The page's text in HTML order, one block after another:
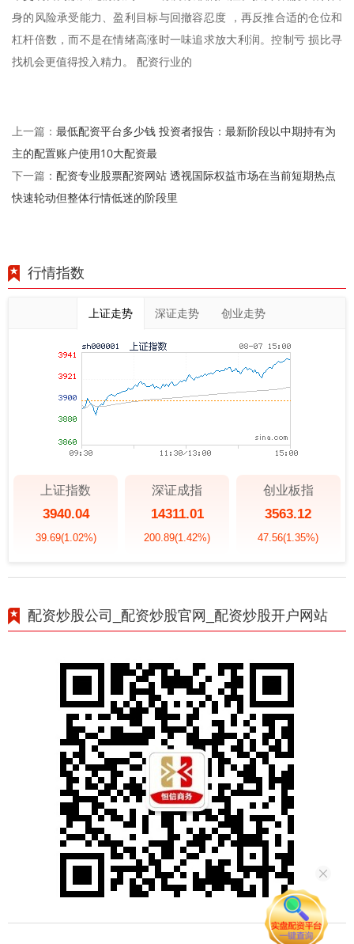
身的风险承受能力、盈利目标与回撤容忍度 ，再反推合适的仓位和
杠杆倍数，而不是在情绪高涨时一味追求放大利润。控制亏 损比寻
找机会更值得投入精力。 配资行业的
上一篇： 最低配资平台多少钱 投资者报告：最新阶段以中期持有为
主的配置账户使用10大配资最
下一篇： 配资专业股票配资网站 透视国际权益市场在当前短期热点
快速轮动但整体行情低迷的阶段里
行情指数
上证走势 深证走势 创业走势
上证指数
3940.04
39.69(1.02%)
深证成指
14311.01
200.89(1.42%)
创业板指
3563.12
47.56(1.35%)
配资炒股公司_配资炒股官网_配资炒股开户网站